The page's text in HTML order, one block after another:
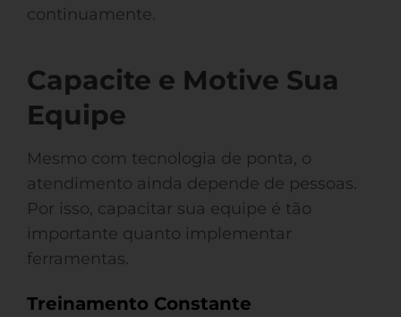
continuamente.
Capacite e Motive Sua
Equipe
Mesmo com tecnologia de ponta, o
atendimento ainda depende de pessoas.
Por isso, capacitar sua equipe é tão
importante quanto implementar
ferramentas.
Treinamento Constante